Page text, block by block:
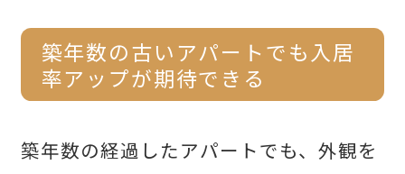
築年数の古いアパートでも入居
率アップが期待できる
築年数の経過したアパートでも、外観を